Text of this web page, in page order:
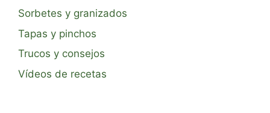
Sorbetes y granizados
Tapas y pinchos
Trucos y consejos
Vídeos de recetas